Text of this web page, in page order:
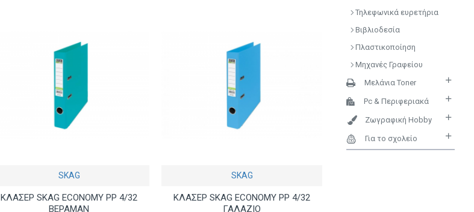
SKAG
ΚΛΑΣΕΡ SKAG ECONOMY PP 4/32
ΒΕΡΑΜΑΝ
SKAG
ΚΛΑΣΕΡ SKAG ECONOMY PP 4/32
ΓΑΛΑΖΙΟ
Τηλεφωνικά ευρετήρια
Βιβλιοδεσία
Πλαστικοποίηση
Μηχανές Γραφείου
Μελάνια Toner
Pc & Περιφεριακά
Ζωγραφική Hobby
Για το σχολείο